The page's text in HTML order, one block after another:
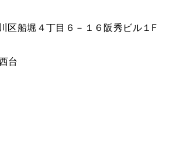
区船堀４丁目６－１６阪秀ビル１F
台